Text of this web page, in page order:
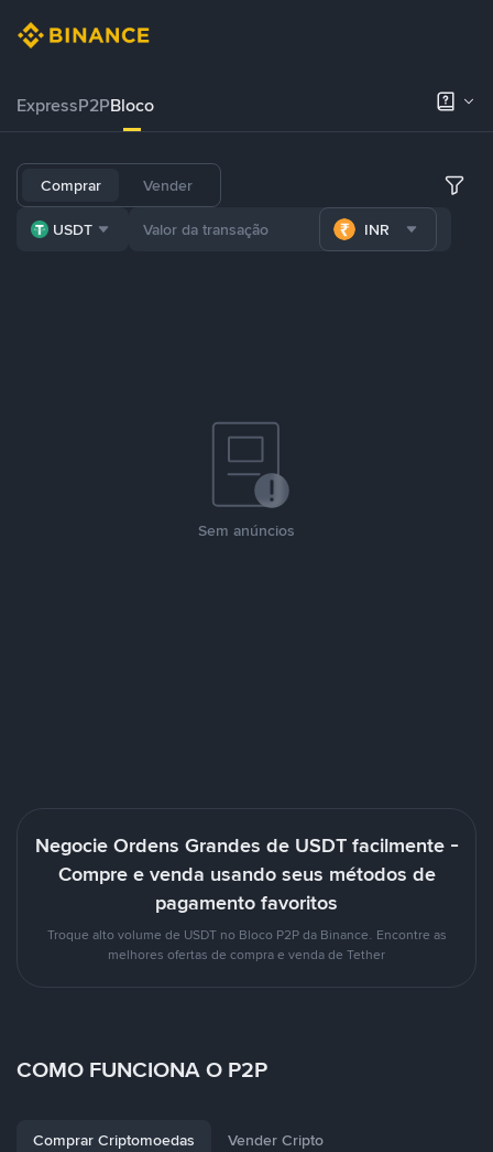
ExpressP2PBloco
Comprar Vender
USDT INR
Sem anúncios
Negocie Ordens Grandes de USDT facilmente -
Compre e venda usando seus métodos de
pagamento favoritos
Troque alto volume de USDT no Bloco P2P da Binance. Encontre as
melhores ofertas de compra e venda de Tether
COMO FUNCIONA O P2P
Comprar Criptomoedas Vender Cripto